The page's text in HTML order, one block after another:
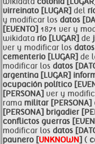
virreinato [LUGAR] del
y modificar los datos
[EVENTO] 1871 ver y
wikidata río [LUGAR] de
ver y modificar los datos
cementerio [LUGAR] de
modificar los datos
argentina [LUGAR]
ocupación político
[PERSONA] ver y
rama militar [PERSONA]
[PERSONA] brigadier
conflictos guerras
modificar los datos
paunero [UNKNOWN] (